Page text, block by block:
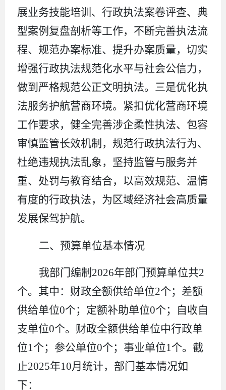
展业务技能培训、行政执法案卷评查、典
型案例复盘剖析等工作，不断完善执法流
程、规范办案标准、提升办案质量，切实
增强行政执法规范化水平与社会公信力，
做到严格规范公正文明执法。三是优化执
法服务护航营商环境。紧扣优化营商环境
工作要求，健全完善涉企柔性执法、包容
审慎监管长效机制，规范行政执法行为、
杜绝违规执法乱象，坚持监管与服务并
重、处罚与教育结合，以高效规范、温情
有度的行政执法，为区域经济社会高质量
发展保驾护航。
二、预算单位基本情况
我部门编制 2026年部门预算单位共2
个。其中：财政全额供给单位2个；差额
供给单位0个；定额补助单位0个；自收自
支单位0个。财政全额供给单位中行政单
位1 个；参公单位0个；事业单位1 个。截
止2025年10月统计，部门基本情况如
下：